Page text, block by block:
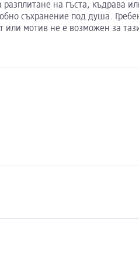
на гъста, къдрава
съхранение под душа.
или мотив не е возможен за